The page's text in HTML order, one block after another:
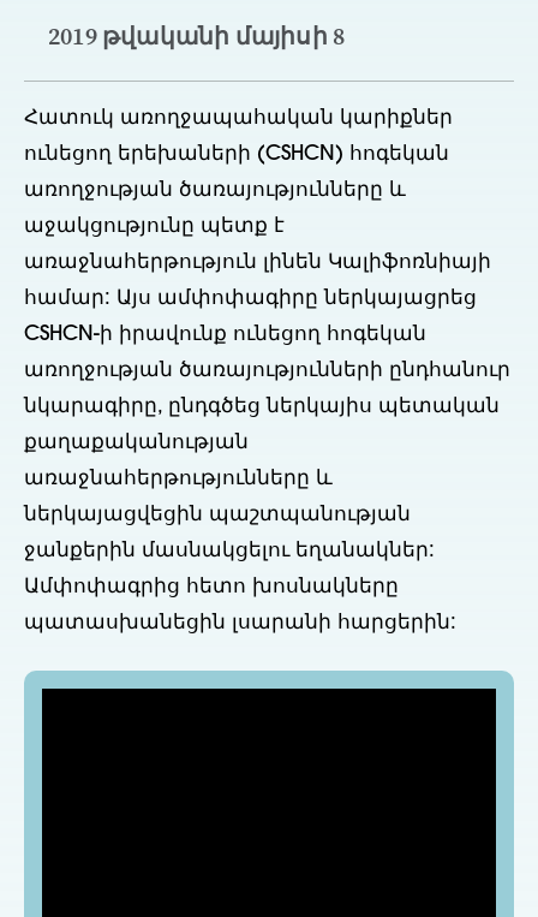
2019 թվականի մայիսի 8
Հատուկ առողջապահական կարիքներ
ունեցող երեխաների (CSHCN) հոգեկան
առողջության ծառայությունները և
աջակցությունը պետք է
առաջնահերթություն լինեն Կալիֆոռնիայի
համար: Այս ամփոփագիրը ներկայացրեց
CSHCN-ի իրավունք ունեցող հոգեկան
առողջության ծառայությունների ընդհանուր
նկարագիրը, ընդգծեց ներկայիս պետական
քաղաքականության
առաջնահերթությունները և
ներկայացվեցին պաշտպանության
ջանքերին մասնակցելու եղանակներ:
Ամփոփագրից հետո խոսնակները
պատասխանեցին լսարանի հարցերին: